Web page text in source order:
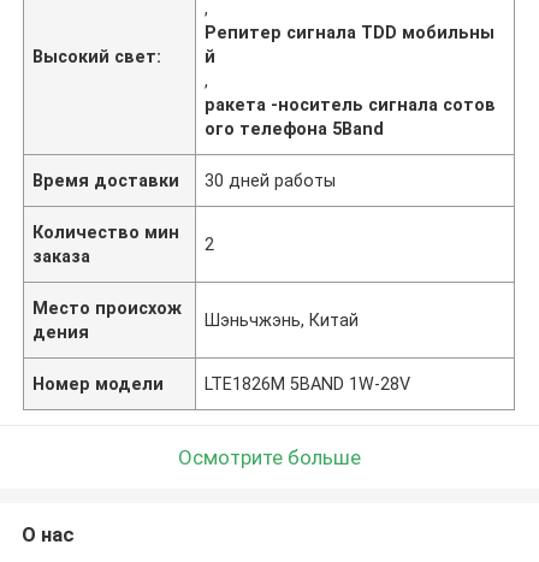
Высокий свет:
,
Репитер сигнала TDD мобильны
й
,
ракета -носитель сигнала сотов
ого телефона 5Band
Время доставки 30 дней работы
Количество мин
заказа
2
Место происхож
дения
Шэньчжэнь, Китай
Номер модели LTE1826M 5BAND 1W-28V
Осмотрите больше
О нас